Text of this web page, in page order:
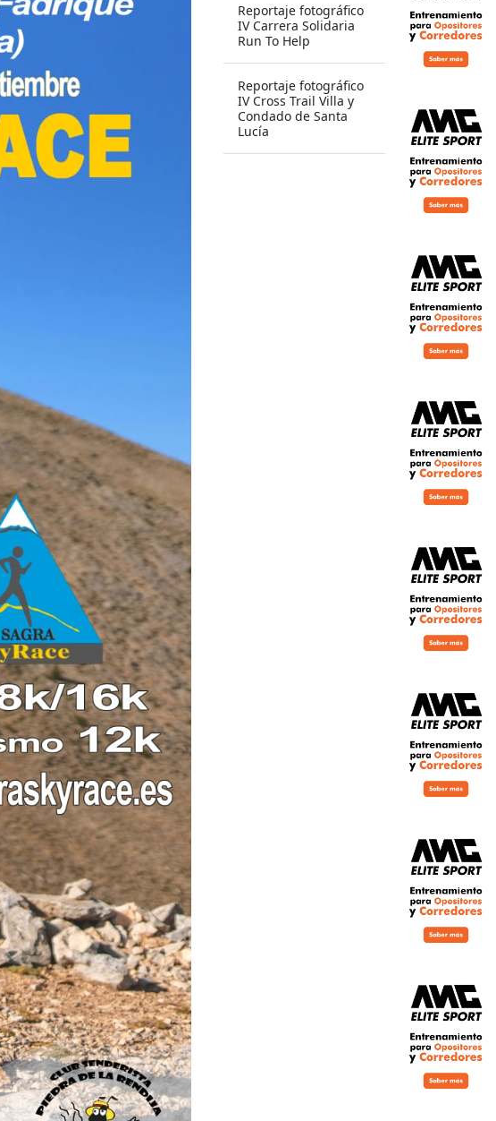
Reportaje fotográfico
IV Carrera Solidaria
Run To Help
Reportaje fotográfico
IV Cross Trail Villa y
Condado de Santa
Lucía